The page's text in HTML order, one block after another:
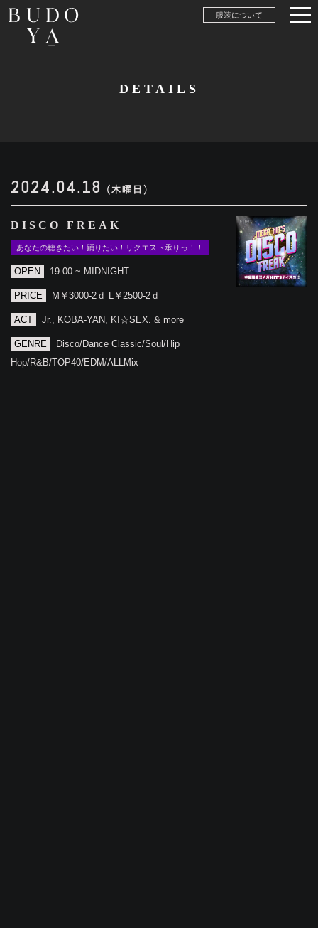
服装について
DETAILS
2024.04.18 (木曜日)
DISCO FREAK
あなたの聴きたい！踊りたい！リクエスト承りっ！！
OPEN 19:00 ~ MIDNIGHT
PRICE M￥3000-2ｄ L￥2500-2ｄ
ACT Jr., KOBA-YAN, KI☆SEX. & more
GENRE
Disco/Dance Classic/Soul/Hip
Hop/R&B/TOP40/EDM/ALLMix